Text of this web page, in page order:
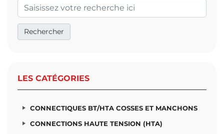
LES CATÉGORIES
CONNECTIQUES BT/HTA COSSES ET MANCHONS
CONNECTIONS HAUTE TENSION (HTA)